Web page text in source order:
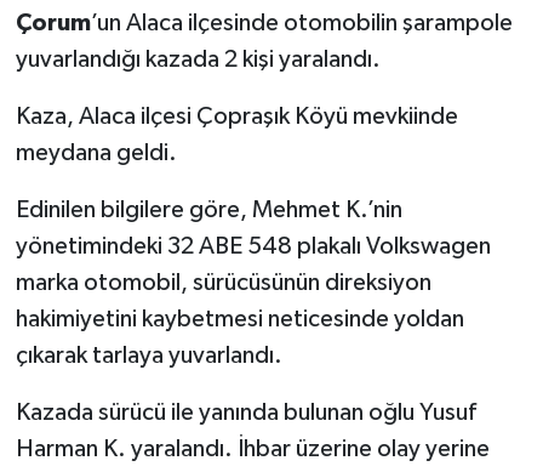
Çorum’un Alaca ilçesinde otomobilin şarampole
yuvarlandığı kazada 2 kişi yaralandı.
Kaza, Alaca ilçesi Çopraşık Köyü mevkiinde
meydana geldi.
Edinilen bilgilere göre, Mehmet K.’nin
yönetimindeki 32 ABE 548 plakalı Volkswagen
marka otomobil, sürücüsünün direksiyon
hakimiyetini kaybetmesi neticesinde yoldan
çıkarak tarlaya yuvarlandı.
Kazada sürücü ile yanında bulunan oğlu Yusuf
Harman K. yaralandı. İhbar üzerine olay yerine